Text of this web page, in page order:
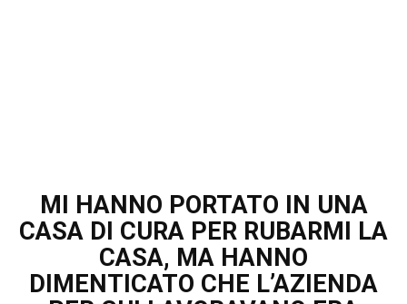
MI HANNO PORTATO IN UNA
CASA DI CURA PER RUBARMI LA
CASA, MA HANNO
DIMENTICATO CHE L’AZIENDA